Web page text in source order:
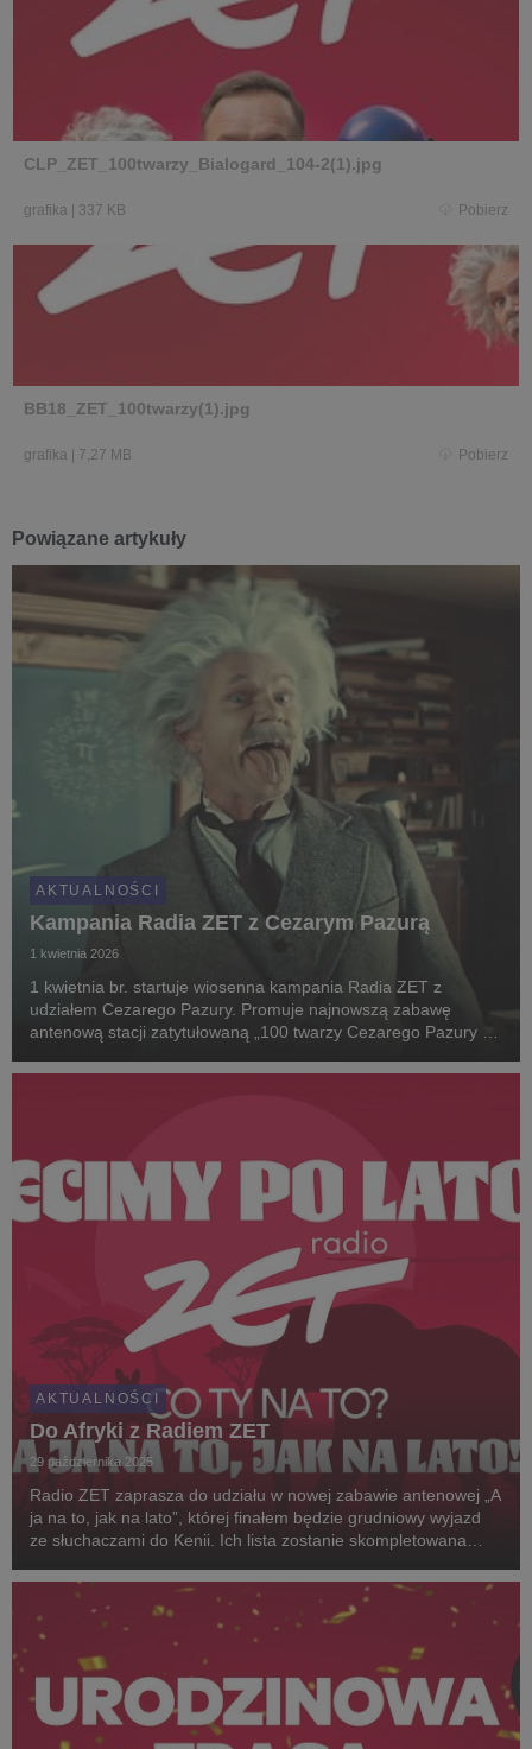
CLP_ZET_100twarzy_Bialogard_104-2(1).jpg
grafika 337 KB Pobierz
BB18_ZET_100twarzy(1).jpg
grafika 7,27 MB Pobierz
Powiązane artykuły
AKTUALNOŚCI
Kampania Radia ZET z Cezarym Pazurą
1 kwietnia 2026
1 kwietnia br. startuje wiosenna kampania Radia ZET z
udziałem Cezarego Pazury. Promuje najnowszą zabawę
antenową stacji zatytułowaną „100 twarzy Cezarego Pazury w
największych miastach, internet oraz sieci kin...
AKTUALNOŚCI
Do Afryki z Radiem ZET
29 października 2025
Radio ZET zaprasza do udziału w nowej zabawie antenowej „A
ja na to, jak na lato”, której finałem będzie grudniowy wyjazd
ze słuchaczami do Kenii. Ich lista zostanie skompletowana